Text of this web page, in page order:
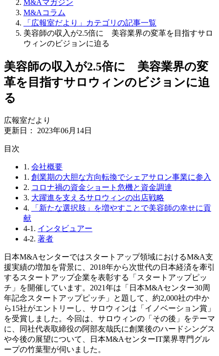
M&Aマガジン
M&Aコラム
「広報室だより」カテゴリの記事一覧
美容師の収入が2.5倍に 美容業界の変革を目指すサロ
ウィンのビジョンに迫る
美容師の収入が2.5倍に 美容業界の変
革を目指すサロウィンのビジョンに迫
る
広報室だより
更新日： 2023年06月14日
⽬次
1. 会社概要
1. 創業期の大胆な方向転換でシェアサロン事業に参入
2. コロナ禍の資金ショート危機と資金調達
3. 大躍進を支えるサロウィンの出店戦略
4.
「新たな選択肢」を増やすことで美容師の幸せに貢
献
4-1. インタビュアー
4-2. 著者
日本M&Aセンターではスタートアップ領域におけるM&A支
援実績の増加を背景に、2018年から次世代の日本経済を牽引
するスタートアップ企業を表彰する「スタートアップピッ
チ」を開催しています。2021年は「日本M&Aセンター30周
年記念スタートアップピッチ」と題して、約2,000社の中か
ら15社がエントリーし、サロウィンは「イノベーション賞」
を受賞しました。今回は、サロウィンの「その後」をテーマ
に、同社代表取締役の阿部友哉氏に創業後のハードシングス
や今後の展望について、日本M&AセンターIT業界専門グル
ープの竹葉聖が伺いました。